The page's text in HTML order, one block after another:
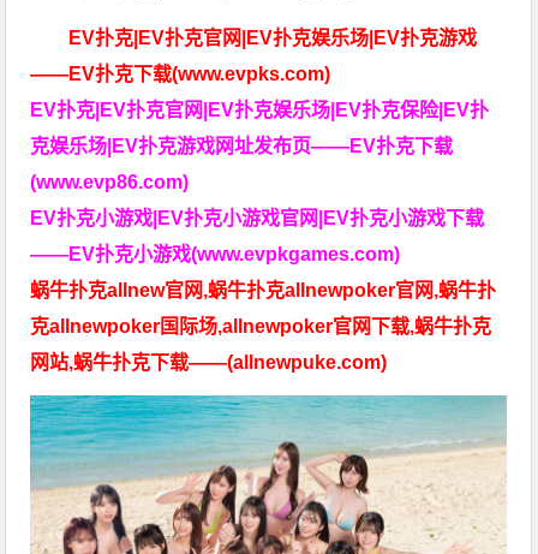
EV扑克|EV扑克官网|EV扑克娱乐场|EV扑克游戏
——EV扑克下载(www.evpks.com)
EV扑克|EV扑克官网|EV扑克娱乐场|EV扑克保险|EV扑
克娱乐场|EV扑克游戏网址发布页——EV扑克下载
(www.evp86.com)
EV扑克小游戏|EV扑克小游戏官网|EV扑克小游戏下载
——EV扑克小游戏(www.evpkgames.com)
蜗牛扑克allnew官网,蜗牛扑克allnewpoker官网,蜗牛扑
克allnewpoker国际场,allnewpoker官网下载,蜗牛扑克
网站,蜗牛扑克下载——(allnewpuke.com)